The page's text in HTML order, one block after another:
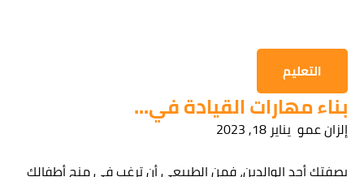
التعليم
بناء مهارات القيادة في...
إلزان عمو يناير 18, 2023
بصفتك أحد الوالدين، فمن الطبيعي أن ترغب في منح أطفالك